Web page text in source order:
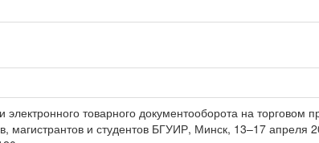
электронного товарного документооборота на
и студентов БГУИР, Минск, 13–17 апреля